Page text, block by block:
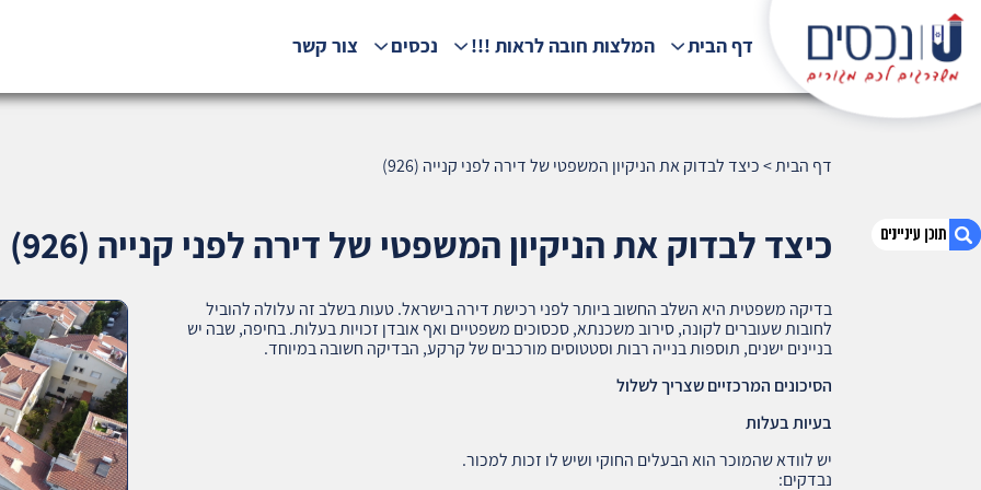
1. כיצד לבדוק את הניקיון המשפטי של דירה לפני
דף הבית המלצות חובה לראות !!! נכסים צור קשר
דף הבית>כיצד לבדוק את הניקיון המשפטי של דירה לפני קנייה (926)
כיצד לבדוק את הניקיון המשפטי של דירה לפני קנייה (926)
בדיקה משפטית היא השלב החשוב ביותר לפני רכישת דירה בישראל. טעות בשלב זה עלולה להוביל
לחובות שעוברים לקונה, סירוב משכנתא, סכסוכים משפטיים ואף אובדן זכויות בעלות. בחיפה, שבה יש
בניינים ישנים, תוספות בנייה רבות וסטטוסים מורכבים של קרקע, הבדיקה חשובה במיוחד.
הסיכונים המרכזיים שצריך לשלול
בעיות בעלות
יש לוודא שהמוכר הוא הבעלים החוקי ושיש לו זכות למכור.
נבדקים: